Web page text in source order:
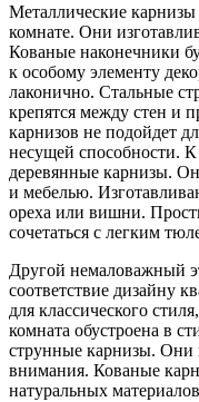
Металлические
комнате. Они
Кованые наконечники
к особому элементу
лаконично. Стальные
крепятся между стен и
карнизов не подойдет
несущей способности.
деревянные карнизы.
и мебелью.
ореха или вишни.
сочетаться с легким
Другой немаловажный
соответствие дизайну
для классического
комната обустроена в
струнные карнизы. Они
внимания. Кованые
натуральных